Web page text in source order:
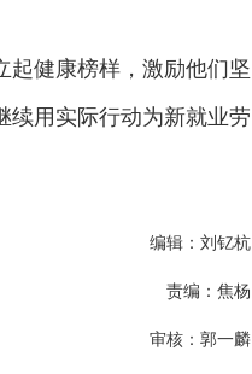
起健康榜样，激励他们坚
续用实际行动为新就业劳
编辑：刘钇杭
责编：焦杨
审核：郭一麟